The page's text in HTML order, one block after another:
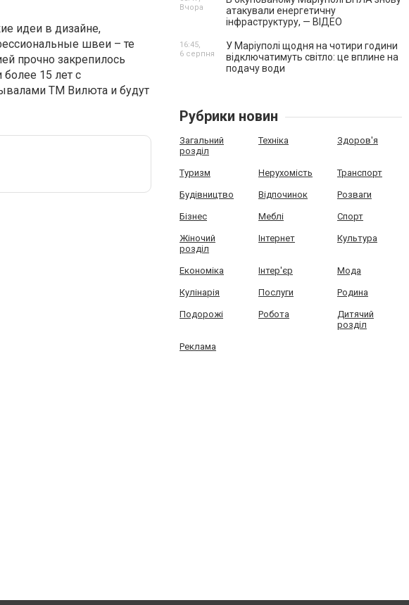
идеи в дизайне,
швеи – те
прочно закрепилось
15 лет с
ТМ Вилюта и будут
атакували енергетичну
інфраструктуру, — ВІДЕО
Вчора
У Маріуполі щодня на чотири години
відключатимуть світло: це вплине на
подачу води
16:45,
6 серпня
Рубрики новин
Загальний
розділ
Техніка Здоров'я
Туризм Нерухомість Транспорт
Будівництво Відпочинок Розваги
Бізнес Меблі Спорт
Жіночий
розділ
Інтернет Культура
Економіка Інтер'єр Мода
Кулінарія Послуги Родина
Подорожі Робота
Дитячий
розділ
Реклама